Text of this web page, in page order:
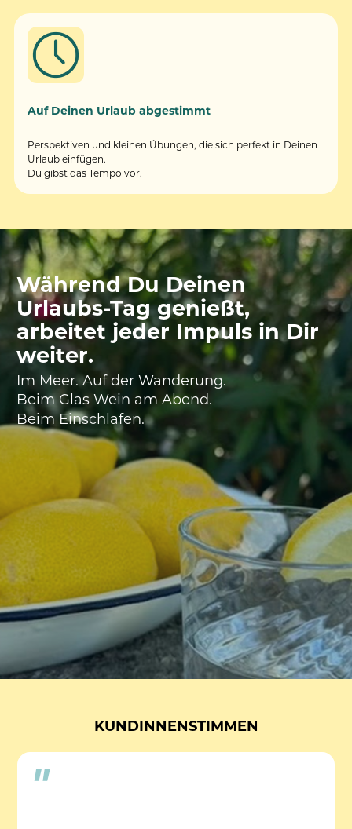
Auf Deinen Urlaub abgestimmt
Perspektiven und kleinen Übungen, die sich perfekt in Deinen
Urlaub einfügen.
Du gibst das Tempo vor.
Während Du Deinen
Urlaubs-Tag genießt,
arbeitet jeder Impuls in Dir
weiter.
Im Meer. Auf der Wanderung.
Beim Glas Wein am Abend.
Beim Einschlafen.
KUNDINNENSTIMMEN
"